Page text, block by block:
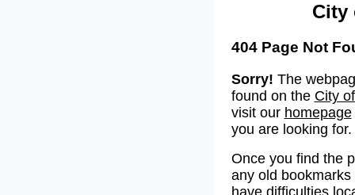
City
404 Page Not
Sorry! The
found on the City
visit our homepage
you are looking for.
Once you find the
any old
have difficulties